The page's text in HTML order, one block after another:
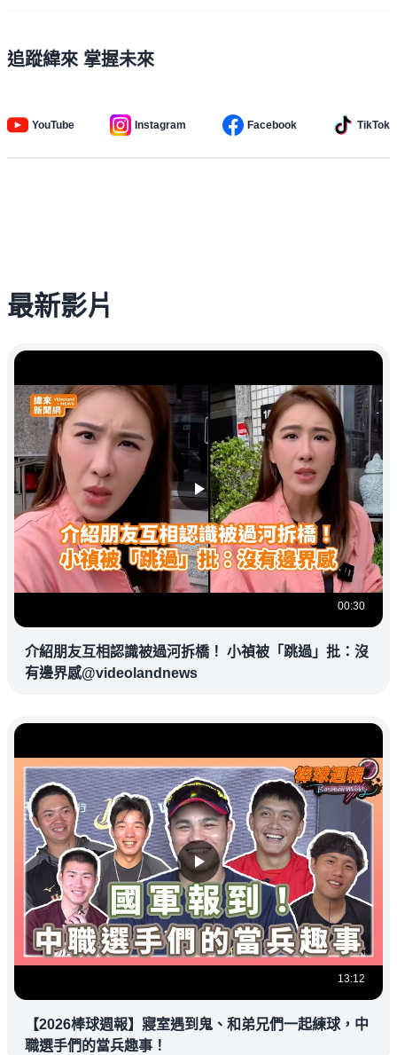
追蹤緯來 掌握未來
YouTube Instagram Facebook TikTok
最新影片
00:30
介紹朋友互相認識被過河拆橋！ 小禎被「跳過」批：沒
有邊界感@videolandnews
13:12
【2026棒球週報】寢室遇到鬼、和弟兄們一起練球，中
職選手們的當兵趣事！